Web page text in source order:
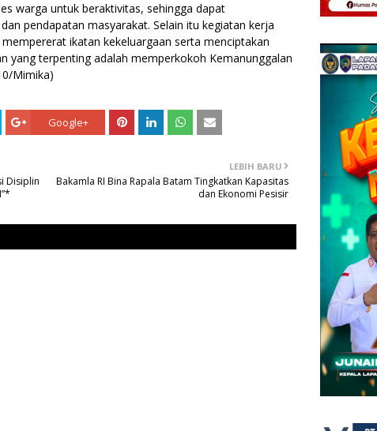
warga untuk beraktivitas, sehingga dapat
pendapatan masyarakat. Selain itu kegiatan kerja
ikatan kekeluargaan serta menciptakan
yang terpenting adalah memperkokoh Kemanunggalan
Mimika)
Google+
LEBIH BARU
Bakamla RI Bina Rapala Batam Tingkatkan Kapasitas
dan Ekonomi Pesisir
Disiplin